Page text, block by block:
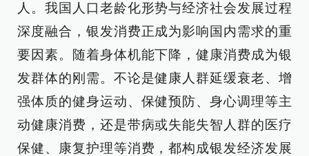
人。我国人口老龄化形势与经济社会发展过程
深度融合，银发消费正成为影响国内需求的重
要因素。随着身体机能下降，健康消费成为银
发群体的刚需。不论是健康人群延缓衰老、增
强体质的健身运动、保健预防、身心调理等主
动健康消费，还是带病或失能失智人群的医疗
保健、康复护理等消费，都构成银发经济发展